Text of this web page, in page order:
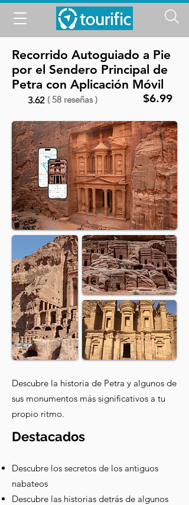
Recorrido Autoguiado a Pie
por el Sendero Principal de
Petra con Aplicación Móvil
3.62 ( 58 reseñas ) $6.99
Descubre la historia de Petra y algunos de
sus monumentos más significativos a tu
propio ritmo.
Destacados
Descubre los secretos de los antiguos
nabateos
Descubre las historias detrás de algunos